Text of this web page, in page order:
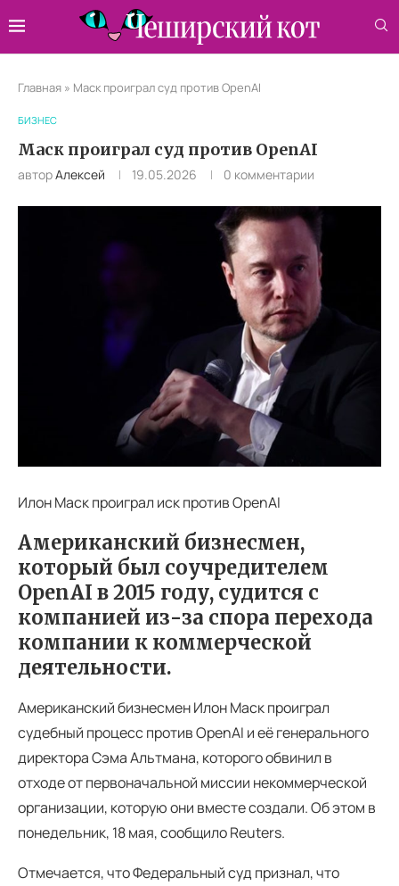
Главная » Маск проиграл суд против OpenAI
БИЗНЕС
Маск проиграл суд против OpenAI
авторАлексей 19.05.2026 0 комментарии
Илон Маск проиграл иск против OpenAI
Американский бизнесмен,
который был соучредителем
OpenAI в 2015 году, судится с
компанией из-за спора перехода
компании к коммерческой
деятельности.
Американский бизнесмен Илон Маск проиграл
судебный процесс против OpenAI и её генерального
директора Сэма Альтмана, которого обвинил в
отходе от первоначальной миссии некоммерческой
организации, которую они вместе создали. Об этом в
понедельник, 18 мая, сообщило Reuters.
Отмечается, что Федеральный суд признал, что